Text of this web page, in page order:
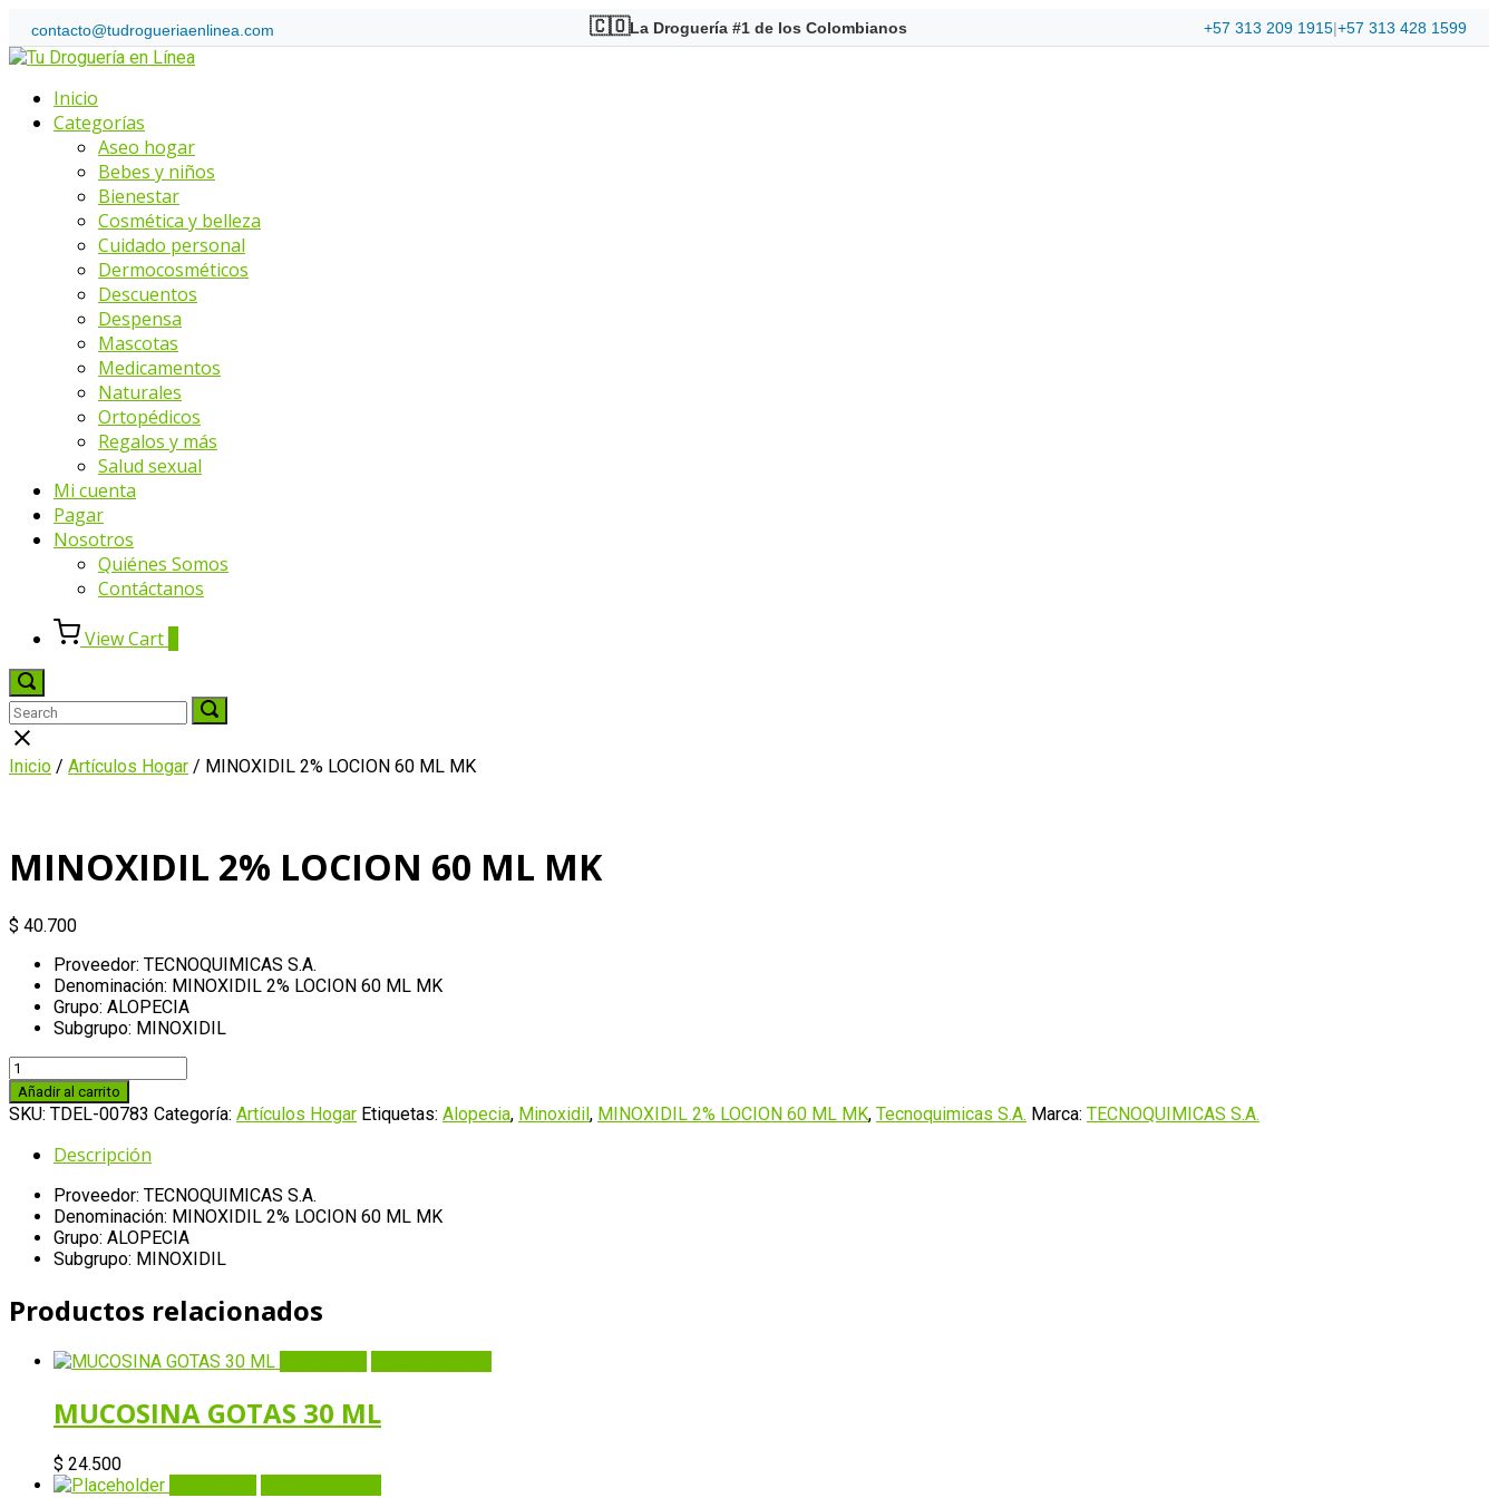
content
contacto@tudrogueriaenlinea.com 🇨🇴La Droguería #1 de los Colombianos +57 313 209 1915|+57 313 428 1599
Home
Menu
Inicio
Categorías
Aseo hogar
Bebes y niños
Bienestar
Cosmética y belleza
Cuidado personal
Dermocosméticos
Descuentos
Despensa
Mascotas
Medicamentos
Naturales
Ortopédicos
Regalos y más
Salud sexual
Mi cuenta
Pagar
Nosotros
Quiénes Somos
Contáctanos
View
shopping
View Cart
Open
search
bar
Search
for:
Search
for:
Search
Close
search
bar
Inicio / Artículos Hogar / MINOXIDIL 2% LOCION 60 ML MK
MINOXIDIL 2% LOCION 60 ML MK
$ 40.700
Proveedor: TECNOQUIMICAS S.A.
Denominación: MINOXIDIL 2% LOCION 60 ML MK
Grupo: ALOPECIA
Subgrupo: MINOXIDIL
MINOXIDIL
2%
LOCION
cantidad
Añadir al carrito
SKU: TDEL-00783 Categoría: Artículos Hogar Etiquetas: Alopecia, Minoxidil, MINOXIDIL 2% LOCION 60 ML MK, Tecnoquimicas S.A. Marca: TECNOQUIMICAS S.A.
Descripción
Proveedor: TECNOQUIMICAS S.A.
Denominación: MINOXIDIL 2% LOCION 60 ML MK
Grupo: ALOPECIA
Subgrupo: MINOXIDIL
Productos relacionados
MUCOSINA GOTAS 30 ML
$ 24.500